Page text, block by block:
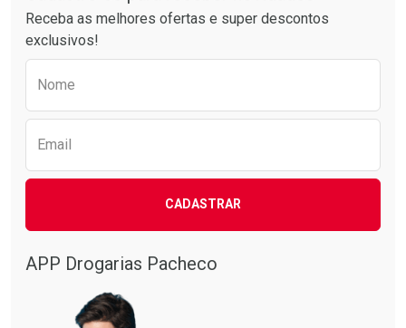
Receba as melhores ofertas e super descontos
exclusivos!
Nome
Email
CADASTRAR
APP Drogarias Pacheco